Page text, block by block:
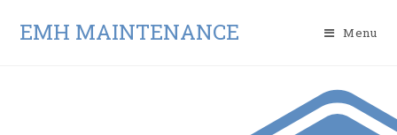
EMH MAINTENANCE Menu